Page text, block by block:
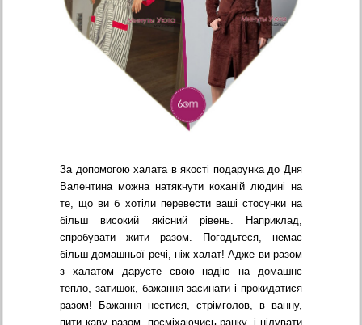
За допомогою халата в якості подарунка до Дня
Валентина можна натякнути коханій людині на
те, що ви б хотіли перевести ваші стосунки на
більш високий якісний рівень. Наприклад,
спробувати жити разом. Погодьтеся, немає
більш домашньої речі, ніж халат! Адже ви разом
з халатом даруєте свою надію на домашнє
тепло, затишок, бажання засинати і прокидатися
разом! Бажання нестися, стрімголов, в ванну,
пити каву разом, посміхаючись ранку, і цілувати